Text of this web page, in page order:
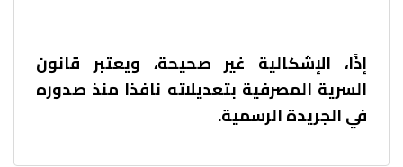
إذًا، الإشكالية غير صحيحة، ويعتبر قانون
السرية المصرفية بتعديلاته نافذا منذ صدوره
في الجريدة الرسمية.